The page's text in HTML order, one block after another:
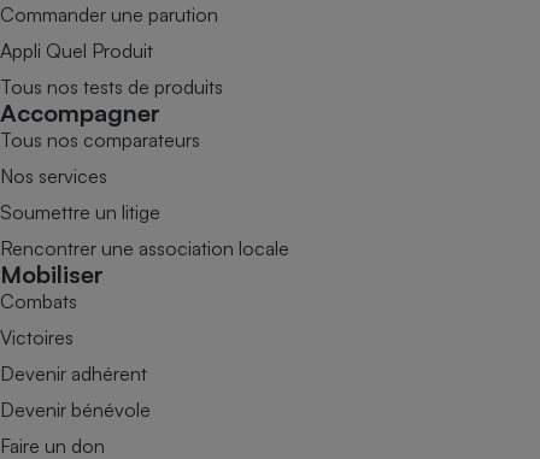
Commander une parution
Appli Quel Produit
Tous nos tests de produits
Accompagner
Tous nos comparateurs
Nos services
Soumettre un litige
Rencontrer une association locale
Mobiliser
Combats
Victoires
Devenir adhérent
Devenir bénévole
Faire un don